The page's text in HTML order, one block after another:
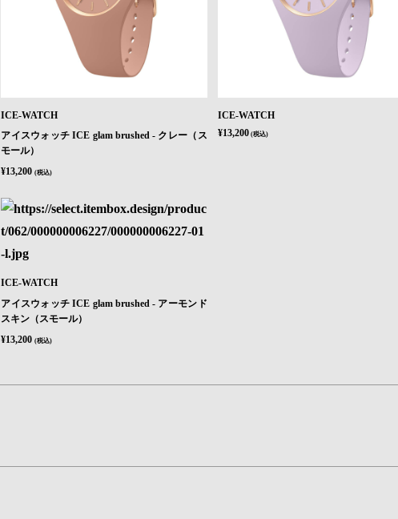
ICE-WATCH
アイスウォッチ ICE glam brushed - クレー（ス
モール）
¥13,200 (税込)
ICE-WATCH
¥13,200 (税込)
ICE-WATCH
アイスウォッチ ICE glam brushed - アーモンド
スキン（スモール）
¥13,200 (税込)